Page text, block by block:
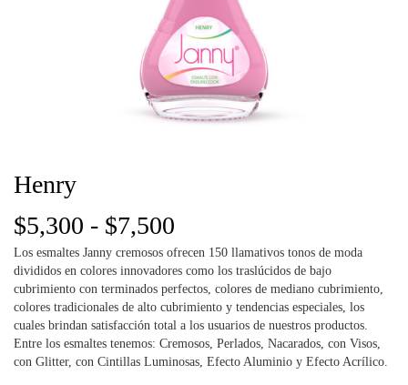
Henry
$5,300 - $7,500
de
precios:
desde
$5,300
Los esmaltes Janny cremosos ofrecen 150 llamativos tonos de moda
divididos en colores innovadores como los traslúcidos de bajo
cubrimiento con terminados perfectos, colores de mediano cubrimiento,
colores tradicionales de alto cubrimiento y tendencias especiales, los
cuales brindan satisfacción total a los usuarios de nuestros productos.
Entre los esmaltes tenemos: Cremosos, Perlados, Nacarados, con Visos,
con Glitter, con Cintillas Luminosas, Efecto Aluminio y Efecto Acrílico.